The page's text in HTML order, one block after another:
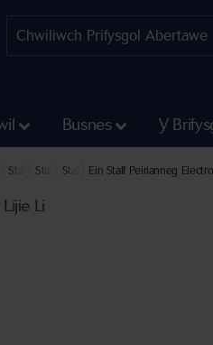
Busnes Y
Staff Staff yn y Gyfadran Gwyddoniaeth a
Staff yr Ysgol Peirianneg
Ein Staff Peirianneg